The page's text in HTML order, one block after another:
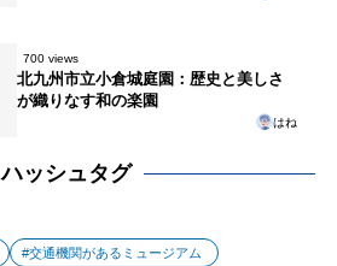
700 views
北九州市立小倉城庭園：歴史と美しさ
が織りなす和の楽園
はね
ハッシュタグ
交通機関があるミュージアム